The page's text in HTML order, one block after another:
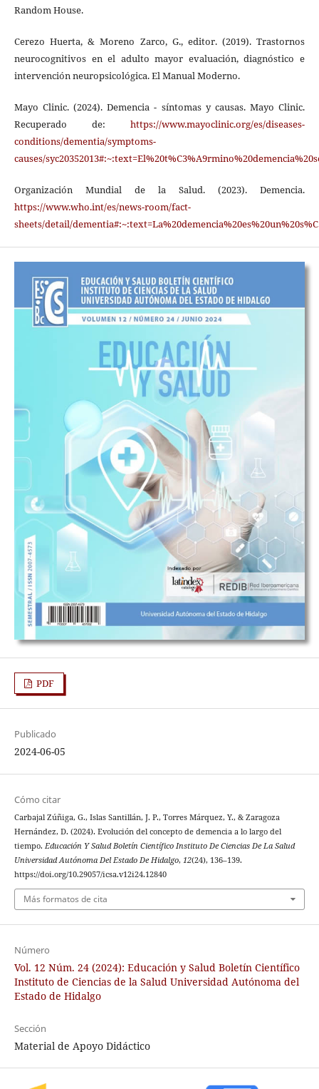
Random House.
Cerezo Huerta, & Moreno Zarco, G., editor. (2019). Trastornos
neurocognitivos en el adulto mayor evaluación, diagnóstico e
intervención neuropsicológica. El Manual Moderno.
Mayo Clinic. (2024). Demencia - síntomas y causas. Mayo Clinic.
Recuperado de:https://www.mayoclinic.org/es/diseases-
conditions/dementia/symptoms-
causes/
Organización Mundial de la Salud. (2023). Demencia.
https://www.who.int/es/news-room/fact-
sheets/detail/
PDF
Publicado
2024-06-05
Cómo citar
Carbajal Zúñiga, G., Islas Santillán, J. P., Torres Márquez, Y., & Zaragoza
Hernández, D. (2024). Evolución del concepto de demencia a lo largo del
tiempo. Educación Y Salud Boletín Científico Instituto De Ciencias De La Salud
Universidad Autónoma Del Estado De Hidalgo, 12(24), 136–139.
https://doi.org/10.29057/icsa.v12i24.12840
Más formatos de cita
Número
Vol. 12 Núm. 24 (2024): Educación y Salud Boletín Científico
Instituto de Ciencias de la Salud Universidad Autónoma del
Estado de Hidalgo
Sección
Material de Apoyo Didáctico